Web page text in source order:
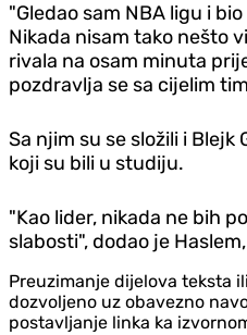
"Gledao sam NBA ligu i
Nikada nisam tako nešto
rivala na osam minuta
pozdravlja se sa cijelim
Sa njim su se složili i Blejk
koji su bili u studiju.
"Kao lider, nikada ne bih
slabosti", dodao je
Preuzimanje dijelova teksta
dozvoljeno uz obavezno
postavljanje linka ka